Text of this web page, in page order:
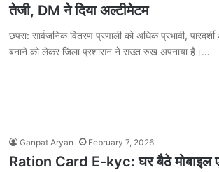
तेजी, DM ने दिया अल्टीमेटम
छपरा: सार्वजनिक वितरण प्रणाली को अधिक प्रभावी,
बनाने को लेकर जिला प्रशासन ने सख्त रुख अपनाया है।…
Ganpat Aryan February 7, 2026
Ration Card E-kyc: घर बैठे मोबाइल